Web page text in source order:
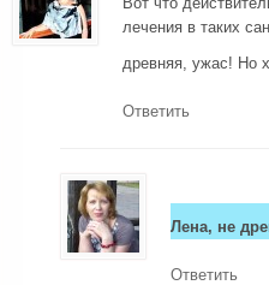
лечения в таких
древняя, ужас! Но
Ответить
Лена, не
Ответить